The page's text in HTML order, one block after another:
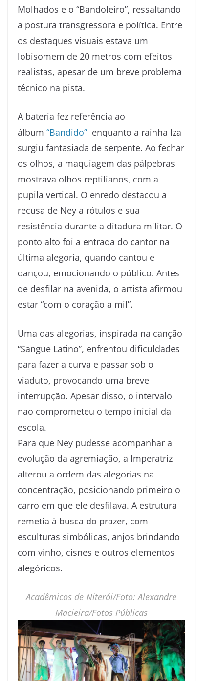
Molhados e o “Bandoleiro”, ressaltando
a postura transgressora e política. Entre
os destaques visuais estava um
lobisomem de 20 metros com efeitos
realistas, apesar de um breve problema
técnico na pista.
A bateria fez referência ao
álbum “Bandido”, enquanto a rainha Iza
surgiu fantasiada de serpente. Ao fechar
os olhos, a maquiagem das pálpebras
mostrava olhos reptilianos, com a
pupila vertical. O enredo destacou a
recusa de Ney a rótulos e sua
resistência durante a ditadura militar. O
ponto alto foi a entrada do cantor na
última alegoria, quando cantou e
dançou, emocionando o público. Antes
de desfilar na avenida, o artista afirmou
estar “com o coração a mil”.
Uma das alegorias, inspirada na canção
“Sangue Latino”, enfrentou dificuldades
para fazer a curva e passar sob o
viaduto, provocando uma breve
interrupção. Apesar disso, o intervalo
não comprometeu o tempo inicial da
escola.
Para que Ney pudesse acompanhar a
evolução da agremiação, a Imperatriz
alterou a ordem das alegorias na
concentração, posicionando primeiro o
carro em que ele desfilava. A estrutura
remetia à busca do prazer, com
esculturas simbólicas, anjos brindando
com vinho, cisnes e outros elementos
alegóricos.
Acadêmicos de Niterói/Foto: Alexandre
Macieira/Fotos Públicas